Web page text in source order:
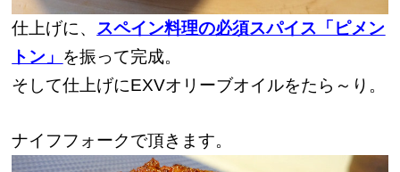
仕上げに、 スペイン料理の必須スパイス「ピメン
トン」 を振って完成。
そして仕上げにEXVオリーブオイルをたら～り。
ナイフフォークで頂きます。